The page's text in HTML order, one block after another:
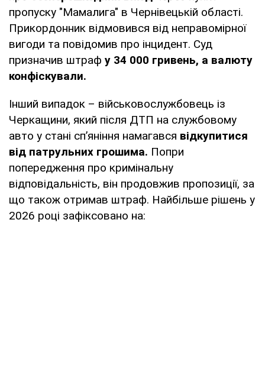
пропуску "Мамалига" в Чернівецькій області.
Прикордонник відмовився від неправомірної
вигоди та повідомив про інцидент. Суд
призначив штраф у 34 000 гривень, а валюту
конфіскували.
Інший випадок – військовослужбовець із
Черкащини, який після ДТП на службовому
авто у стані сп’яніння намагався відкупитися
від патрульних грошима. Попри
попередження про кримінальну
відповідальність, він продовжив пропозиції, за
що також отримав штраф. Найбільше рішень у
2026 році зафіксовано на: